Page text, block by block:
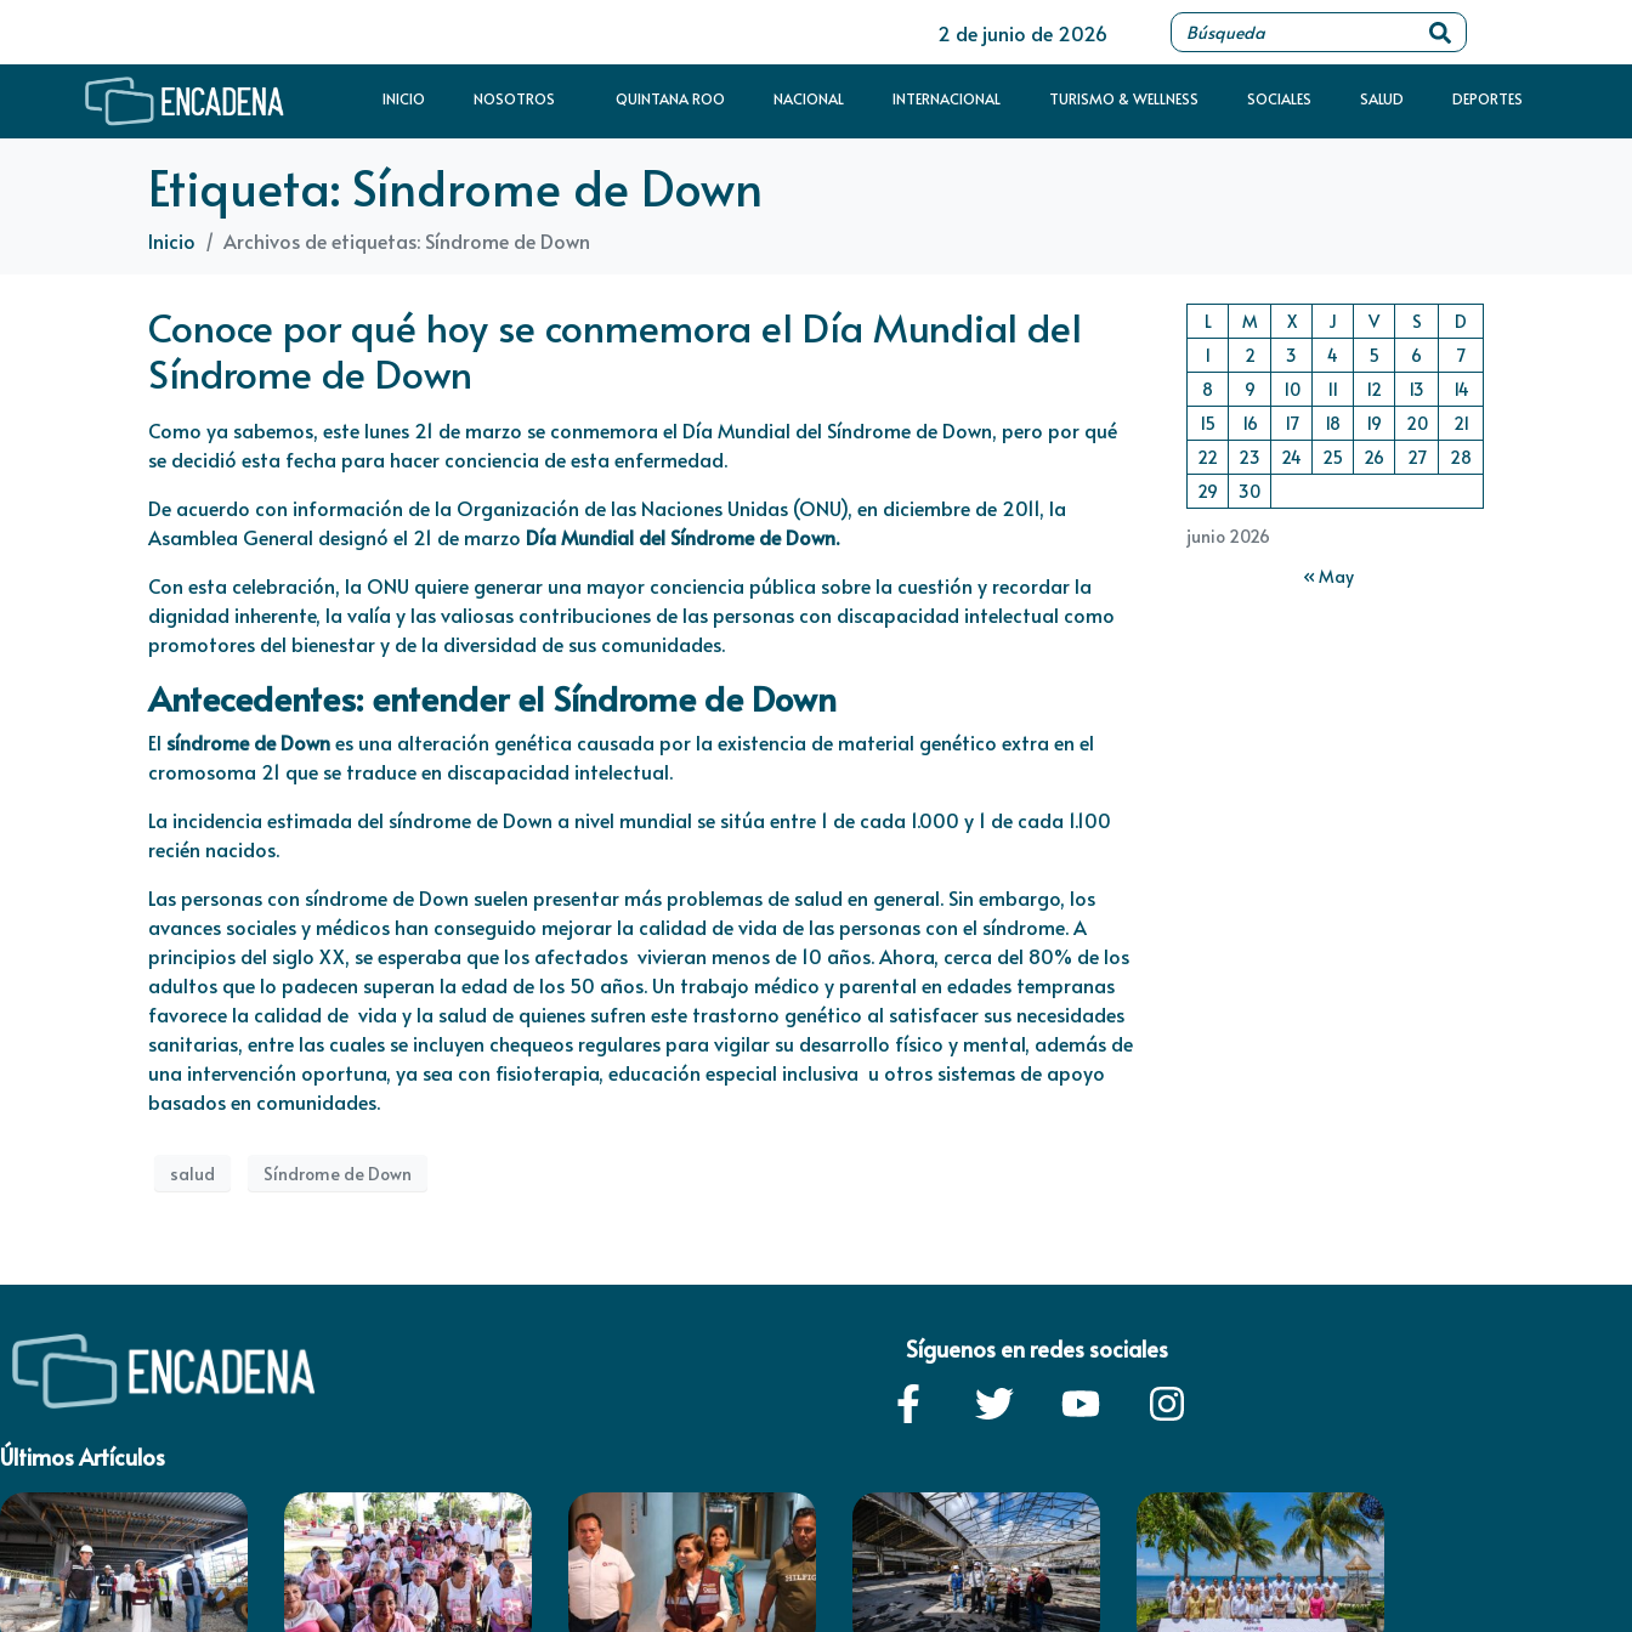
2 de junio de 2026
INICIO NOSOTROS QUINTANA ROO NACIONAL INTERNACIONAL TURISMO & WELLNESS SOCIALES SALUD DEPORTES
Etiqueta: Síndrome de Down
Inicio Archivos de etiquetas: Síndrome de Down
Conoce por qué hoy se conmemora el Día Mundial del
Síndrome de Down
Como ya sabemos, este lunes 21 de marzo se conmemora el Día Mundial del Síndrome de Down, pero por qué
se decidió esta fecha para hacer conciencia de esta enfermedad.
De acuerdo con información de la Organización de las Naciones Unidas (ONU), en diciembre de 2011, la
Asamblea General designó el 21 de marzo Día Mundial del Síndrome de Down.
Con esta celebración, la ONU quiere generar una mayor conciencia pública sobre la cuestión y recordar la
dignidad inherente, la valía y las valiosas contribuciones de las personas con discapacidad intelectual como
promotores del bienestar y de la diversidad de sus comunidades.
Antecedentes: entender el Síndrome de Down
El síndrome de Downes una alteración genética causada por la existencia de material genético extra en el
cromosoma 21 que se traduce en discapacidad intelectual.
La incidencia estimada del síndrome de Down a nivel mundial se sitúa entre 1 de cada 1.000 y 1 de cada 1.100
recién nacidos.
Las personas con síndrome de Down suelen presentar más problemas de salud en general. Sin embargo, los
avances sociales y médicos han conseguido mejorar la calidad de vida de las personas con el síndrome. A
principios del siglo XX, se esperaba que los afectados vivieran menos de 10 años. Ahora, cerca del 80% de los
adultos que lo padecen superan la edad de los 50 años. Un trabajo médico y parental en edades tempranas
favorece la calidad de vida y la salud de quienes sufren este trastorno genético al satisfacer sus necesidades
sanitarias, entre las cuales se incluyen chequeos regulares para vigilar su desarrollo físico y mental, además de
una intervención oportuna, ya sea con fisioterapia, educación especial inclusiva u otros sistemas de apoyo
basados en comunidades.
salud Síndrome de Down
junio 2026
L M X J V S
D
1
2 3 4 5 6
7
8
9 10 11 12 13
14
15
16 17 18 19 20
21
22
23 24 25 26 27
28
29
30
« May
Síguenos en redes sociales
Últimos Artículos